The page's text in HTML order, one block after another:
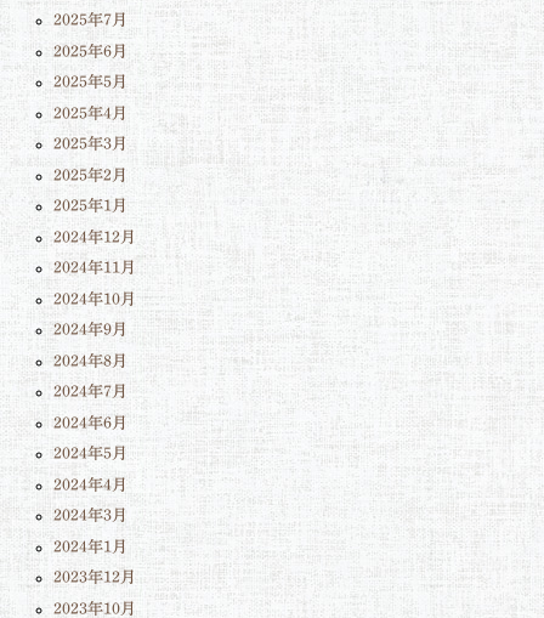
2025年7月
2025年6月
2025年5月
2025年4月
2025年3月
2025年2月
2025年1月
2024年12月
2024年11月
2024年10月
2024年9月
2024年8月
2024年7月
2024年6月
2024年5月
2024年4月
2024年3月
2024年1月
2023年12月
2023年10月